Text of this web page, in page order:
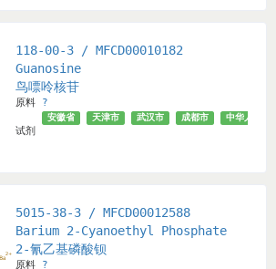
118-00-3 / MFCD00010182
Guanosine
鸟嘌呤核苷
原料 ?
试剂
安徽省 天津市 武汉市 成都市 中华人民共
5015-38-3 / MFCD00012588
Barium 2-Cyanoethyl Phosphate
2-氰乙基磷酸钡
原料 ?